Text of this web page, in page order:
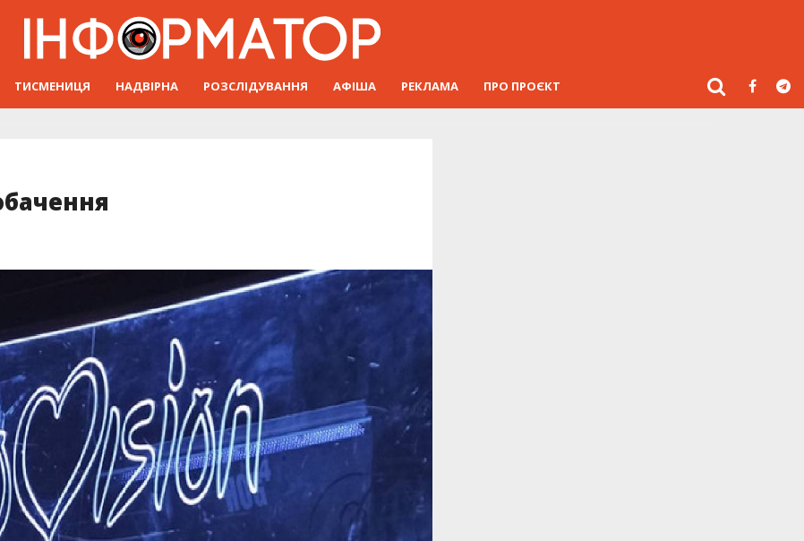
ТИСМЕНИЦЯ НАДВІРНА РОЗСЛІДУВАННЯ АФІША РЕКЛАМА ПРО ПРОЄКТ